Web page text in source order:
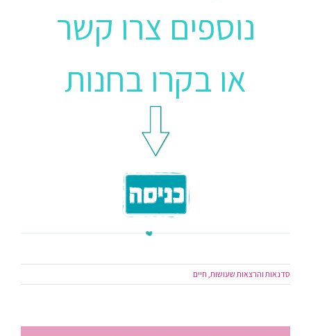
נוספים צרו קשר
או בקרו בחנות
סדנאות והרצאות שעושות, חיים